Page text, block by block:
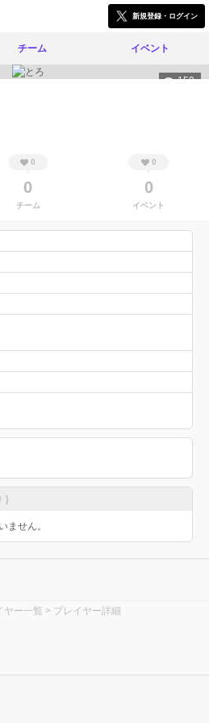
新規登録・ログイン
チーム イベント
159
0
0
チーム
0
0
イベント
ません。
ヤー一覧 > プレイヤー詳細